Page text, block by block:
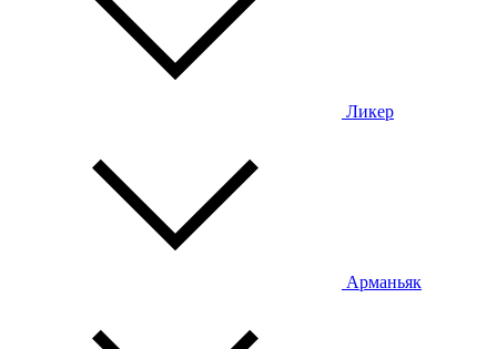
Ликер
Арманьяк